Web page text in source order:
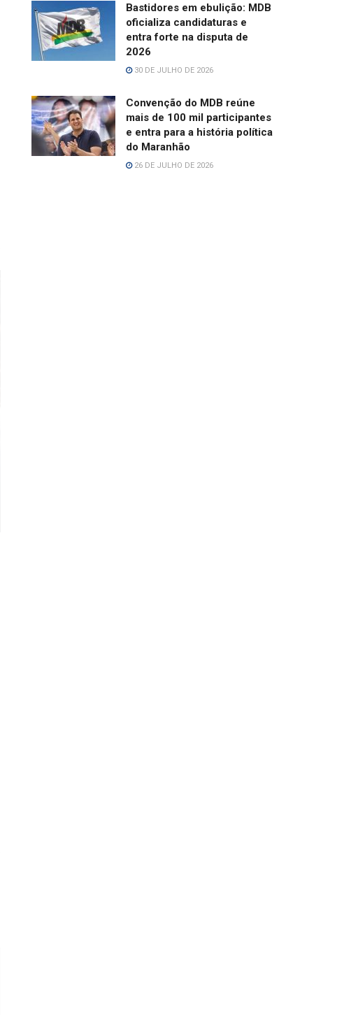
Bastidores em ebulição: MDB
oficializa candidaturas e
entra forte na disputa de
2026
30 DE JULHO DE 2026
Convenção do MDB reúne
mais de 100 mil participantes
e entra para a história política
do Maranhão
26 DE JULHO DE 2026